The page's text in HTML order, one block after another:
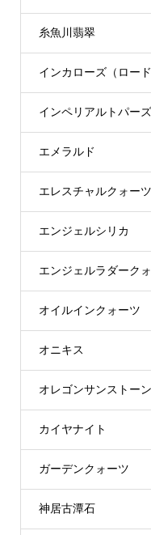
糸魚川翡翠
インカローズ（ロー
インペリアルトパーズ
エメラルド
エレスチャルクォーツ
エンジェルシリカ
エンジェルラダーク
オイルインクォーツ
オニキス
オレゴンサンストーン
カイヤナイト
ガーデンクォーツ
神居古潭石